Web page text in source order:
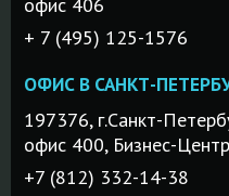
+ 7 (495) 125-1576
ОФИС В САНКТ-
197376, г.Санкт-
офис 400, Бизнес-
+7 (812) 332-14-38